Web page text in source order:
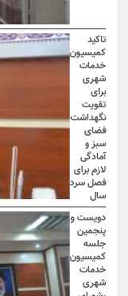
تاکید
کمیسیون
خدمات
شهری
برای
تقویت
نگهداشت
فضای
سبز و
آمادگی
لازم برای
فصل سرد
سال
دویست و
پنجمین
جلسه
کمیسیون
خدمات
شهری